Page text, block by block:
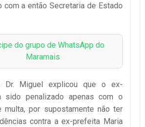
com a então Secretaria de Estado
do grupo de WhatsApp do
Maramais
Miguel explicou que o ex-
sido penalizado apenas com o
multa, por supostamente não ter
contra a ex-prefeita Maria